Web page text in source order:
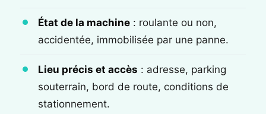
État de la machine : roulante ou non,
accidentée, immobilisée par une panne.
Lieu précis et accès : adresse, parking
souterrain, bord de route, conditions de
stationnement.